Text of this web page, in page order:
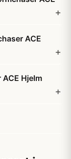
ACE
Hjelm